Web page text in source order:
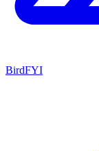
BirdFYI